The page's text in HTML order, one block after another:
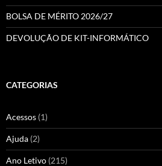
BOLSA DE MÉRITO 2026/27
DEVOLUÇÃO DE KIT-INFORMÁTICO
CATEGORIAS
Acessos (1)
Ajuda (2)
Ano Letivo (215)